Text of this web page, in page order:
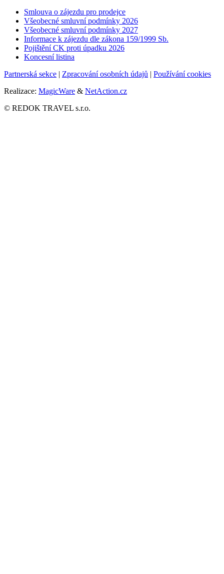
Smlouva o zájezdu pro prodejce
Všeobecné smluvní podmínky 2026
Všeobecné smluvní podmínky 2027
Informace k zájezdu dle zákona 159/1999 Sb.
Pojištění CK proti úpadku 2026
Koncesní listina
Partnerská sekce | Zpracování osobních údajů | Používání cookies
Realizace: MagicWare & NetAction.cz
© REDOK TRAVEL s.r.o.